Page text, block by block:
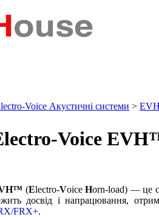
Voice Акустичні системи >
(Electro‑VoiceHorn‑load) — це
досвід і напрацювання,
FRX+.